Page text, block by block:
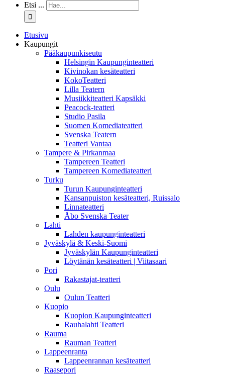
Etsi ...
Etusivu
Kaupungit
Pääkaupunkiseutu
Helsingin Kaupunginteatteri
Kivinokan kesäteatteri
KokoTeatteri
Lilla Teatern
Musiikkiteatteri Kapsäkki
Peacock-teatteri
Studio Pasila
Suomen Komediateatteri
Svenska Teatern
Teatteri Vantaa
Tampere & Pirkanmaa
Tampereen Teatteri
Tampereen Komediateatteri
Turku
Turun Kaupunginteatteri
Kansanpuiston kesäteatteri, Ruissalo
Linnateatteri
Åbo Svenska Teater
Lahti
Lahden kaupunginteatteri
Jyväskylä & Keski-Suomi
Jyväskylän Kaupunginteatteri
Löytänän kesäteatteri | Viitasaari
Pori
Rakastajat-teatteri
Oulu
Oulun Teatteri
Kuopio
Kuopion Kaupunginteatteri
Rauhalahti Teatteri
Rauma
Rauman Teatteri
Lappeenranta
Lappeenrannan kesäteatteri
Raasepori